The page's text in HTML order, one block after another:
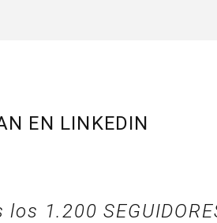
EN LINKEDIN
los 1.200